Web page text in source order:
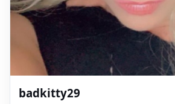
badkitty29